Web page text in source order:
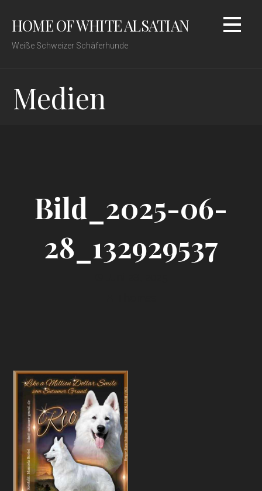
InhaltHOME OF WHITE ALSATIAN
Weiße Schweizer Schäferhunde
Medien
Bild_2025-06-
28_132929537